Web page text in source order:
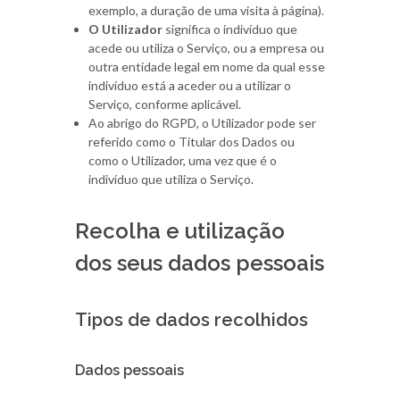
exemplo, a duração de uma visita à página).
O Utilizador significa o indivíduo que
acede ou utiliza o Serviço, ou a empresa ou
outra entidade legal em nome da qual esse
indivíduo está a aceder ou a utilizar o
Serviço, conforme aplicável.
Ao abrigo do RGPD, o Utilizador pode ser
referido como o Titular dos Dados ou
como o Utilizador, uma vez que é o
indivíduo que utiliza o Serviço.
Recolha e utilização
dos seus dados pessoais
Tipos de dados recolhidos
Dados pessoais